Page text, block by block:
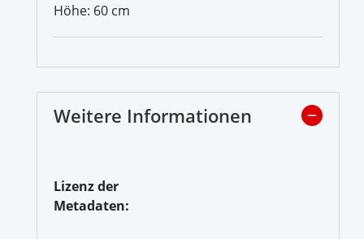
Höhe: 60 cm
Weitere Informationen
Lizenz der
Metadaten: